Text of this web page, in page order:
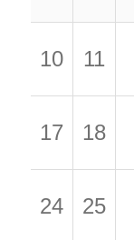
10 11
17 18
24 25